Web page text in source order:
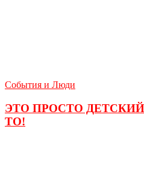
События и Люди
ЭТО ПРОСТО
ТО!